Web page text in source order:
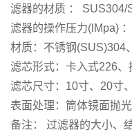
滤器的材质 ： SUS304/
滤器的操作压力(lMpa)
材质：不锈钢(SUS)304
滤芯形式：卡入式226、
滤芯尺寸：10寸、20寸
表面处理：筒体镜面抛
备注： 过滤器的大小、